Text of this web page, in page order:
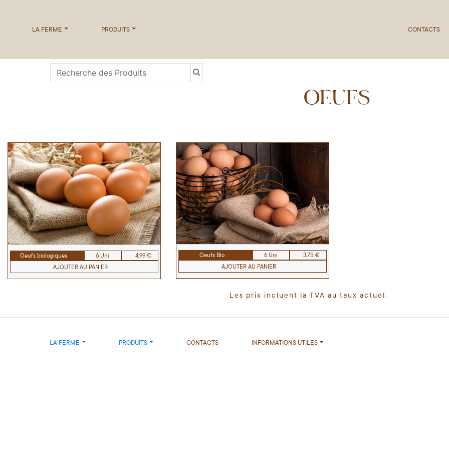
LA FERME PRODUITS CONTACTS
OEUFS
Oeufs biologiques 6 Uni
4,99 €
AJOUTER AU PANIER
Oeufs Bio 6 Uni
3,75 €
AJOUTER AU PANIER
Les prix incluent la TVA au taux actuel.
LA FERME PRODUITS CONTACTS INFORMATIONS UTILES